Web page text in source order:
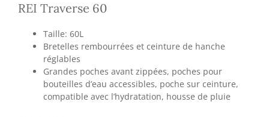
REI Traverse 60
Taille: 60L
Bretelles rembourrées et ceinture de hanche
réglables
Grandes poches avant zippées, poches pour
bouteilles d’eau accessibles, poche sur ceinture,
compatible avec l’hydratation, housse de pluie